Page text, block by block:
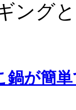
ング
鍋が簡